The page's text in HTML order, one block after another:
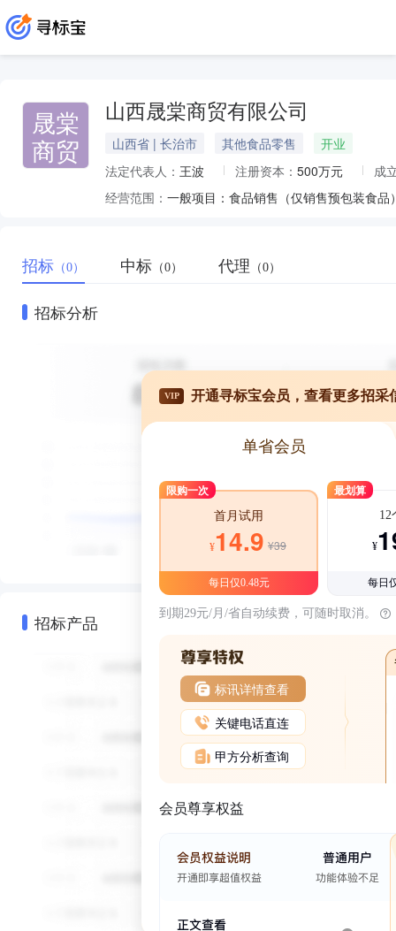
晟棠
商贸
山西晟棠商贸有限公司
山西省 | 长治市 其他食品零售
开业
法定代表人： 王波 注册资本： 500万元
成
经营范围：
招标 （0） 中标 （0） 代理 （0）
招标分析
招标产品
VIP 开通寻标宝会员，查看更多招采
单省会员
限购一次
首月试用
¥14.9 ¥39
每日仅0.48元
最划算
12
¥
每日
到期29元/月/省自动续费，可随时取消。
标讯详情查看
关键电话直连
甲方分析查询
会员尊享权益